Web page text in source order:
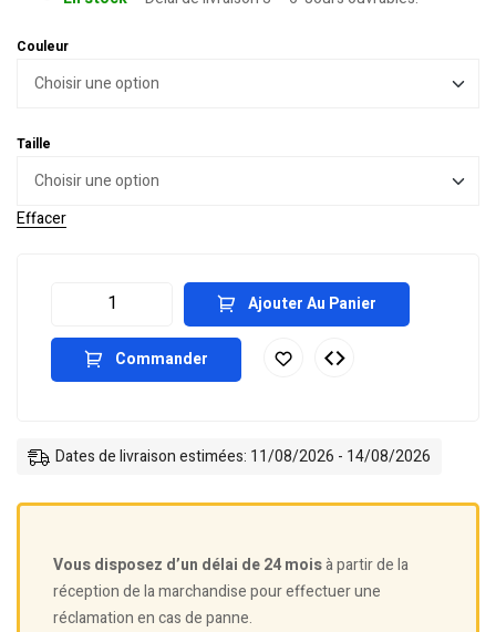
Couleur
Taille
Effacer
Ajouter Au Panier
Commander
Dates de livraison estimées: 11/08/2026 - 14/08/2026
Vous disposez d’un délai de 24 moisà partir de la
réception de la marchandise pour effectuer une
réclamation en cas de panne.